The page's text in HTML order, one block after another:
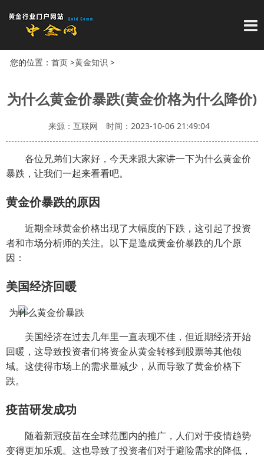
导
您的位置： 首页>黄金知识 >
为什么黄金价暴跌(黄金价格为什么降价)
来源：互联网 时间：2023-10-06 21:49:04
各位兄弟们大家好，今天来跟大家讲一下为什么黄金价
暴跌，让我们一起来看看吧。
黄金价暴跌的原因
近期全球黄金价格出现了大幅度的下跌，这引起了投资
者和市场分析师的关注。以下是造成黄金价暴跌的几个原
因：
美国经济回暖
美国经济在过去几年里一直表现不佳，但近期经济开始
回暖，这导致投资者们将资金从黄金转移到股票等其他领
域。这使得市场上的需求量减少，从而导致了黄金价格下
跌。
疫苗研发成功
随着新冠疫苗在全球范围内的推广，人们对于疫情趋势
变得更加乐观。这也导致了投资者们对于避险需求的降低，